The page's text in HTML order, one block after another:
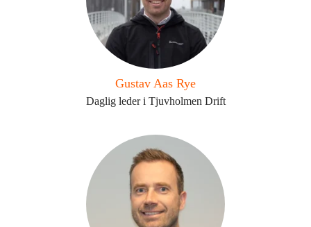
Gustav Aas Rye
Daglig leder i Tjuvholmen Drift